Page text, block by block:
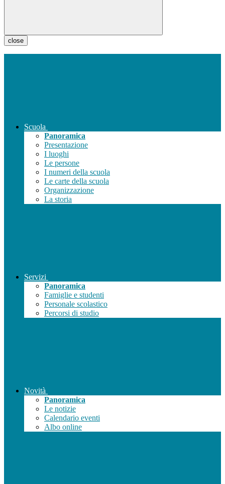
close
Scuola
Panoramica
Presentazione
I luoghi
Le persone
I numeri della scuola
Le carte della scuola
Organizzazione
La storia
Servizi
Panoramica
Famiglie e studenti
Personale scolastico
Percorsi di studio
Novità
Panoramica
Le notizie
Calendario eventi
Albo online